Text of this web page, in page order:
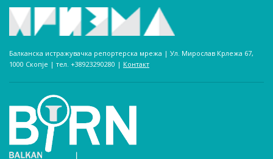
Балканска истражувачка репортерска мрежа | Ул. Мирослав Крлежа 67,
1000 Скопје | тел. +38923290280­ | Контакт